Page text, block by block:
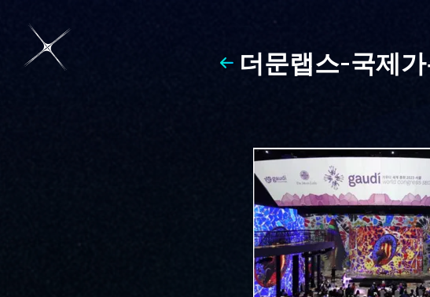
더문랩스-국제
아 퍼시픽’ 설립